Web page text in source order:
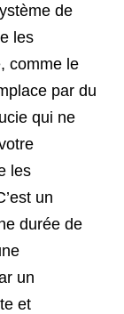
de
les
comme le
par du
qui ne
les
un
durée de
un
et